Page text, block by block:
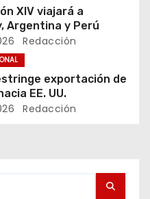
XIV viajará a
Argentina y Perú
Redacción
exportación de
EE. UU.
Redacción